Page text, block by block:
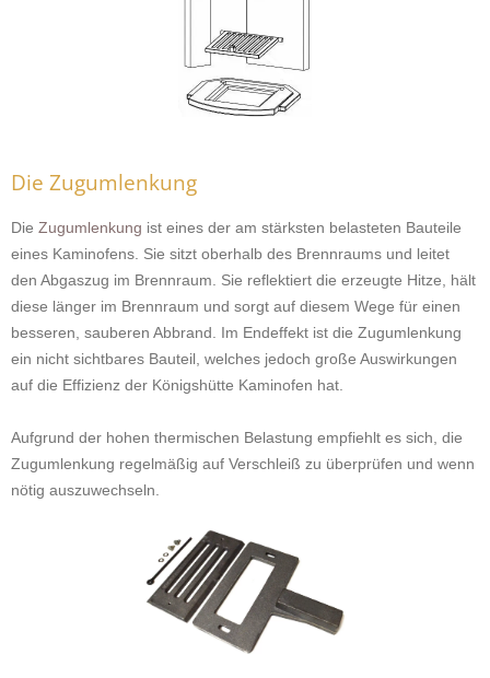
Die Zugumlenkung
Die Zugumlenkung ist eines der am stärksten belasteten Bauteile
eines Kaminofens. Sie sitzt oberhalb des Brennraums und leitet
den Abgaszug im Brennraum. Sie reflektiert die erzeugte Hitze, hält
diese länger im Brennraum und sorgt auf diesem Wege für einen
besseren, sauberen Abbrand. Im Endeffekt ist die Zugumlenkung
ein nicht sichtbares Bauteil, welches jedoch große Auswirkungen
auf die Effizienz der Königshütte Kaminofen hat.
Aufgrund der hohen thermischen Belastung empfiehlt es sich, die
Zugumlenkung regelmäßig auf Verschleiß zu überprüfen und wenn
nötig auszuwechseln.